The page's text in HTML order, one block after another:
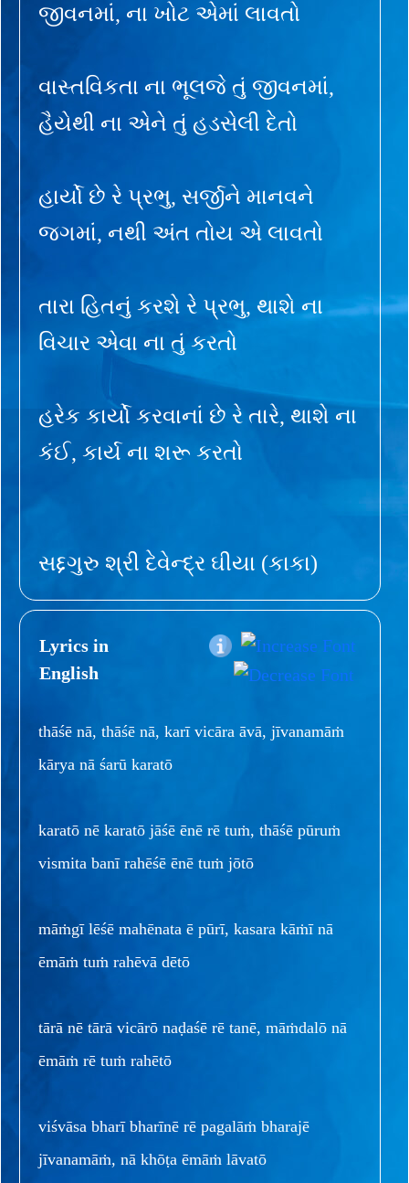
જીવનમાં, ના ખોટ એમાં લાવતો
વાસ્તવિકતા ના ભૂલજે તું જીવનમાં,
હૈયેથી ના એને તું હડસેલી દેતો
હાર્યો છે રે પ્રભુ, સર્જીને માનવને
જગમાં, નથી અંત તોય એ લાવતો
તારા હિતનું કરશે રે પ્રભુ, થાશે ના
વિચાર એવા ના તું કરતો
હરેક કાર્યો કરવાનાં છે રે તારે, થાશે ના
કંઈ, કાર્ય ના શરૂ કરતો
સદ્દગુરુ શ્રી દેવેન્દ્ર ઘીયા (કાકા)
Lyrics in
English
thāśē nā, thāśē nā, karī vicāra āvā, jīvanamāṁ
kārya nā śarū karatō
karatō nē karatō jāśē ēnē rē tuṁ, thāśē pūruṁ
vismita banī rahēśē ēnē tuṁ jōtō
māṁgī lēśē mahēnata ē pūrī, kasara kāṁī nā
ēmāṁ tuṁ rahēvā dētō
tārā nē tārā vicārō naḍaśē rē tanē, māṁdalō nā
ēmāṁ rē tuṁ rahētō
viśvāsa bharī bharīnē rē pagalāṁ bharajē
jīvanamāṁ, nā khōṭa ēmāṁ lāvatō